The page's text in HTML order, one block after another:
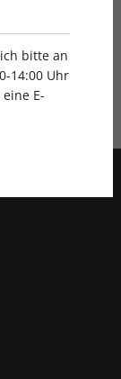
Rabatte
bitte an
14:00 Uhr
E-